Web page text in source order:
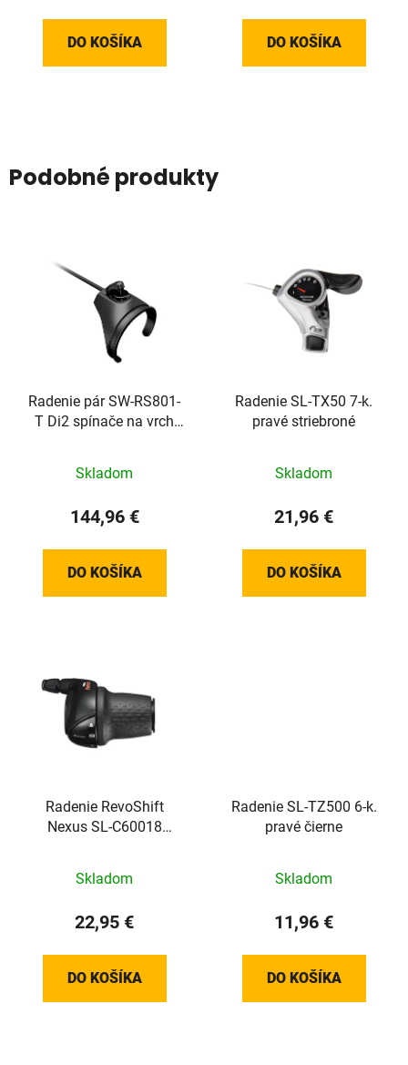
DO KOŠÍKA DO KOŠÍKA
Podobné produkty
Radenie pár SW-RS801-
T Di2 spínače na vrch
Skladom
144,96 €
DO KOŠÍKA
Radenie SL-TX50 7-k.
pravé striebroné
Skladom
21,96 €
DO KOŠÍKA
Radenie RevoShift
Nexus SL-C60018
Skladom
22,95 €
DO KOŠÍKA
Radenie SL-TZ500 6-k.
pravé čierne
Skladom
11,96 €
DO KOŠÍKA